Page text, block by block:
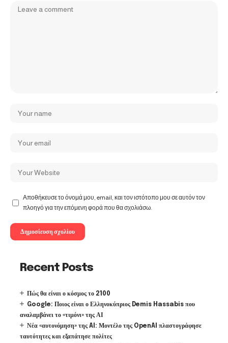
Αποθήκευσε το όνομά μου, email, και τον ιστότοπο μου σε αυτόν τον
πλοηγό για την επόμενη φορά που θα σχολιάσω.
Recent Posts
Πώς θα είναι ο κόσμος το 2100
Google: Ποιος είναι ο Ελληνοκύπριος Demis Hassabis που
αναλαμβάνει το «τιμόνι» της ΑΙ
Νέα «αυτονόμηση» της AI: Μοντέλο της OpenAI πλαστογράφησε
ταυτότητες και εξαπάτησε πολίτες